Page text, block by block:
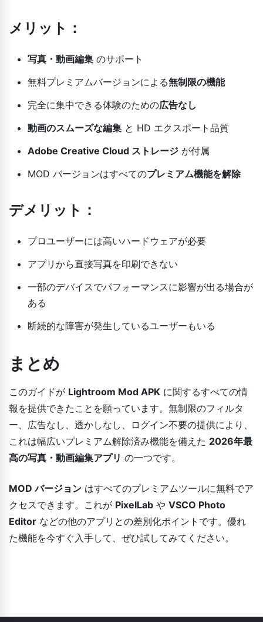
メリット：
写真・動画編集 のサポート
無料プレミアムバージョンによる無制限の機能
完全に集中できる体験のための広告なし
動画のスムーズな編集 と HD エクスポート品質
Adobe Creative Cloud ストレージ が付属
MOD バージョンはすべてのプレミアム機能を解除
デメリット：
プロユーザーには高いハードウェアが必要
アプリから直接写真を印刷できない
一部のデバイスでパフォーマンスに影響が出る場合が
ある
断続的な障害が発生しているユーザーもいる
まとめ
このガイドが Lightroom Mod APK に関するすべての情
報を提供できたことを願っています。無制限のフィルタ
ー、広告なし、透かしなし、ログイン不要の提供により、
これは幅広いプレミアム解除済み機能を備えた 2026年最
高の写真・動画編集アプリ の一つです。
MOD バージョン はすべてのプレミアムツールに無料でア
クセスできます。これが PixelLab や VSCO Photo
Editor などの他のアプリとの差別化ポイントです。優れ
た機能を今すぐ入手して、ぜひ試してみてください。